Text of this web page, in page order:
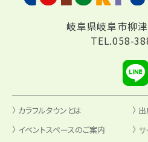
岐阜県岐阜市柳
TEL.058-
カラフルタウンとは
イベントスペースのご案内
サ